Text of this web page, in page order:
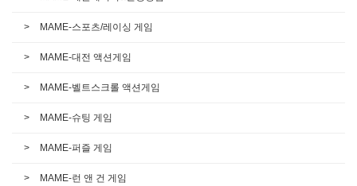
MAME-스포츠/레이싱 게임
MAME-대전 액션게임
MAME-벨트스크롤 액션게임
MAME-슈팅 게임
MAME-퍼즐 게임
MAME-런 앤 건 게임